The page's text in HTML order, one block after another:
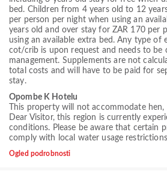
bed. Children from 4 years old to 12
per person per night when using an
years old and over stay for ZAR 170 per
using an available extra bed. Any type of
cot/crib is upon request and needs to be
management. Supplements are not
total costs and will have to be paid for
stay.
Opombe K Hotelu
This property will not accommodate
Dear Visitor, this region is currently
conditions. Please be aware that certain
comply with local water usage
Ogled podrobnosti